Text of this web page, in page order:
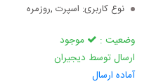
نوع کاربری: اسپرت ,روزمره
وضعیت :
موجود
ارسال توسط دیجیران
آماده ارسال